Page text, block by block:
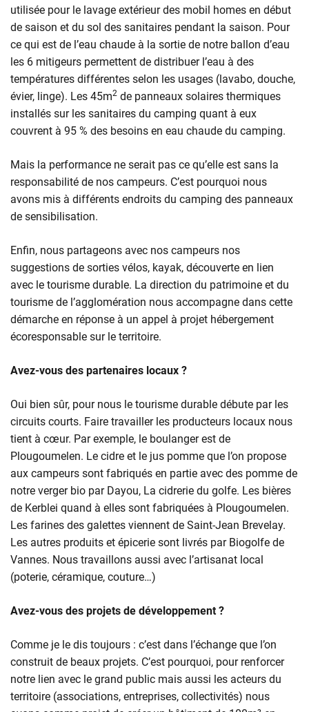
utilisée pour le lavage extérieur des mobil homes en début
de saison et du sol des sanitaires pendant la saison. Pour
ce qui est de l’eau chaude à la sortie de notre ballon d’eau
les 6 mitigeurs permettent de distribuer l’eau à des
températures différentes selon les usages (lavabo, douche,
évier, linge). Les 45m2 de panneaux solaires thermiques
installés sur les sanitaires du camping quant à eux
couvrent à 95 % des besoins en eau chaude du camping.
Mais la performance ne serait pas ce qu’elle est sans la
responsabilité de nos campeurs. C’est pourquoi nous
avons mis à différents endroits du camping des panneaux
de sensibilisation.
Enfin, nous partageons avec nos campeurs nos
suggestions de sorties vélos, kayak, découverte en lien
avec le tourisme durable. La direction du patrimoine et du
tourisme de l’agglomération nous accompagne dans cette
démarche en réponse à un appel à projet hébergement
écoresponsable sur le territoire.
Avez-vous des partenaires locaux ?
Oui bien sûr, pour nous le tourisme durable débute par les
circuits courts. Faire travailler les producteurs locaux nous
tient à cœur. Par exemple, le boulanger est de
Plougoumelen. Le cidre et le jus pomme que l’on propose
aux campeurs sont fabriqués en partie avec des pomme de
notre verger bio par Dayou, La cidrerie du golfe. Les bières
de Kerblei quand à elles sont fabriquées à Plougoumelen.
Les farines des galettes viennent de Saint-Jean Brevelay.
Les autres produits et épicerie sont livrés par Biogolfe de
Vannes. Nous travaillons aussi avec l’artisanat local
(poterie, céramique, couture…)
Avez-vous des projets de développement ?
Comme je le dis toujours : c’est dans l’échange que l’on
construit de beaux projets. C’est pourquoi, pour renforcer
notre lien avec le grand public mais aussi les acteurs du
territoire (associations, entreprises, collectivités) nous